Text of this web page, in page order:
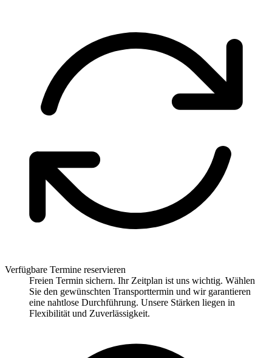
Verfügbare Termine reservieren
Freien Termin sichern. Ihr Zeitplan ist uns wichtig. Wählen
Sie den gewünschten Transporttermin und wir garantieren
eine nahtlose Durchführung. Unsere Stärken liegen in
Flexibilität und Zuverlässigkeit.